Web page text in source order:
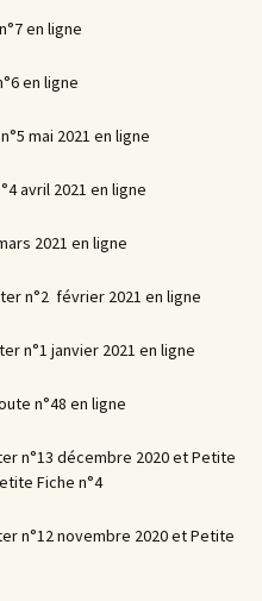
en ligne
en ligne
mai 2021 en ligne
avril 2021 en ligne
2021 en ligne
n°2 février 2021 en ligne
n°1 janvier 2021 en ligne
n°48 en ligne
n°13 décembre 2020 et Petite
Fiche n°4
n°12 novembre 2020 et Petite